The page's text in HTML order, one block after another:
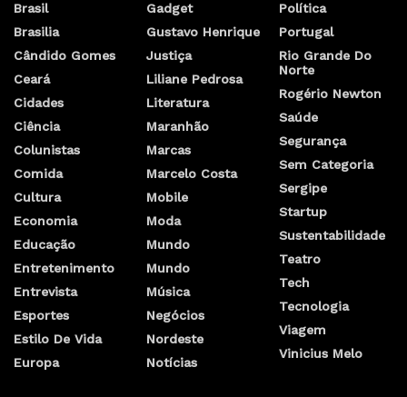
Brasil
Brasilia
Cândido Gomes
Ceará
Cidades
Ciência
Colunistas
Comida
Cultura
Economia
Educação
Entretenimento
Entrevista
Esportes
Estilo De Vida
Europa
Gadget
Gustavo Henrique
Justiça
Liliane Pedrosa
Literatura
Maranhão
Marcas
Marcelo Costa
Mobile
Moda
Mundo
Mundo
Música
Negócios
Nordeste
Notícias
Política
Portugal
Rio Grande Do
Norte
Rogério Newton
Saúde
Segurança
Sem Categoria
Sergipe
Startup
Sustentabilidade
Teatro
Tech
Tecnologia
Viagem
Vinicius Melo